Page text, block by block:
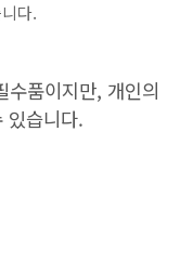
다.
수품이지만, 개인의
있습니다.